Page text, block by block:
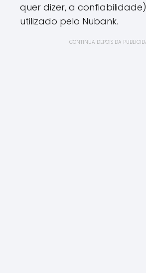
quer dizer, a
utilizado pelo Nubank.
CONTINUA DEPOIS DA